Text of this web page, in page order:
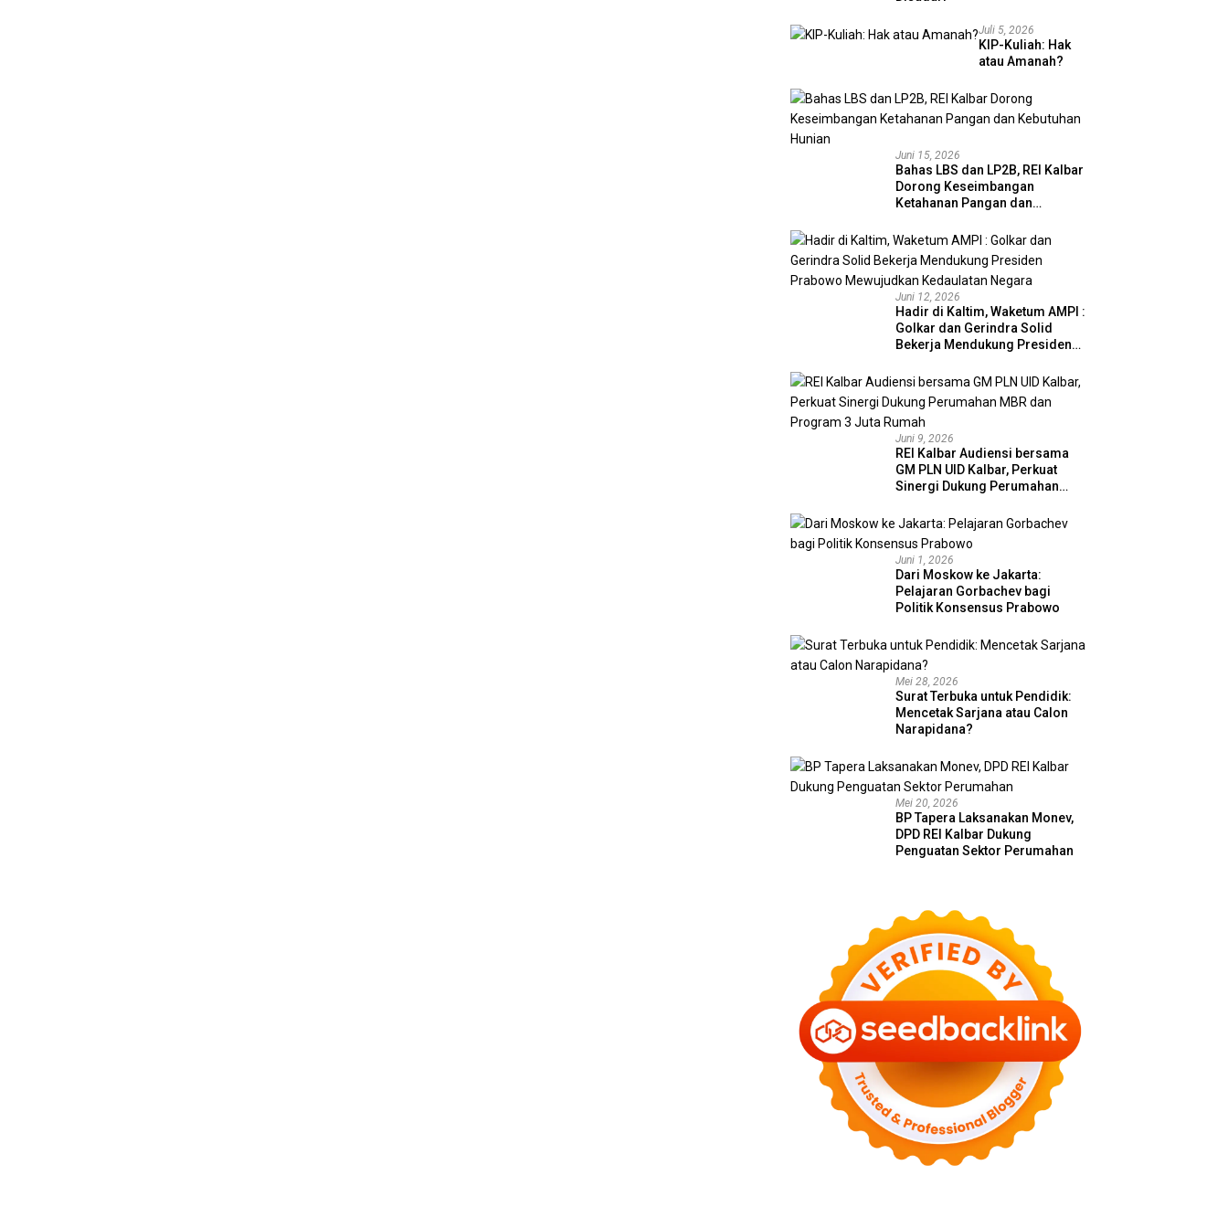
Juli 5, 2026
KIP-Kuliah: Hak
atau Amanah?
Juni 15, 2026
Bahas LBS dan LP2B, REI Kalbar
Dorong Keseimbangan
Ketahanan Pangan dan
Juni 12, 2026
Hadir di Kaltim, Waketum AMPI :
Golkar dan Gerindra Solid
Bekerja Mendukung Presiden
Kedaulatan Negara
Juni 9, 2026
REI Kalbar Audiensi bersama
GM PLN UID Kalbar, Perkuat
Sinergi Dukung Perumahan
Rumah
Juni 1, 2026
Dari Moskow ke Jakarta:
Pelajaran Gorbachev bagi
Politik Konsensus Prabowo
Mei 28, 2026
Surat Terbuka untuk Pendidik:
Mencetak Sarjana atau Calon
Narapidana?
Mei 20, 2026
BP Tapera Laksanakan Monev,
DPD REI Kalbar Dukung
Penguatan Sektor Perumahan